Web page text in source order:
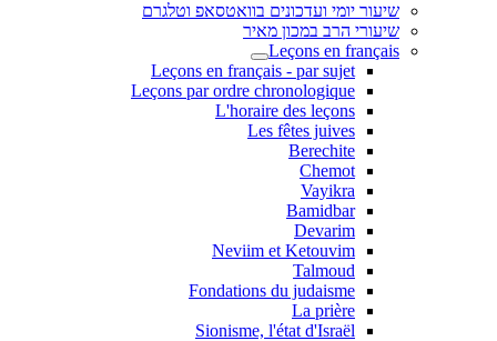
שיעור יומי ועדכונים בוואטסאפ וטלגרם
שיעורי הרב במכון מאיר
Leçons en français
Leçons en français - par sujet
Leçons par ordre chronologique
L'horaire des leçons
Les fêtes juives
Berechite
Chemot
Vayikra
Bamidbar
Devarim
Neviim et Ketouvim
Talmoud
Fondations du judaisme
La prière
Sionisme, l'état d'Israël